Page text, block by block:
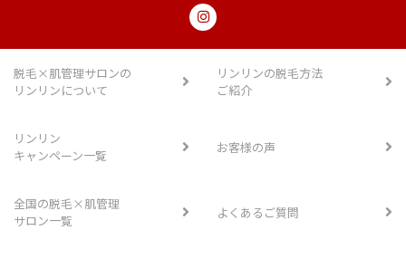
脱毛×肌管理サロンの
リンリンについて
リンリンの脱毛方法
ご紹介
リンリン
キャンペーン一覧
お客様の声
全国の脱毛×肌管理
サロン一覧
よくあるご質問